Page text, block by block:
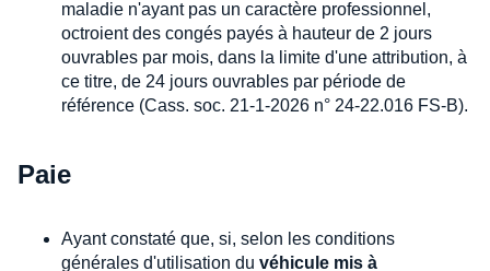
maladie n'ayant pas un caractère professionnel,
octroient des congés payés à hauteur de 2 jours
ouvrables par mois, dans la limite d'une attribution, à
ce titre, de 24 jours ouvrables par période de
référence (Cass. soc. 21-1-2026 n° 24-22.016 FS-B).
Paie
Ayant constaté que, si, selon les conditions
générales d'utilisation du véhicule mis à